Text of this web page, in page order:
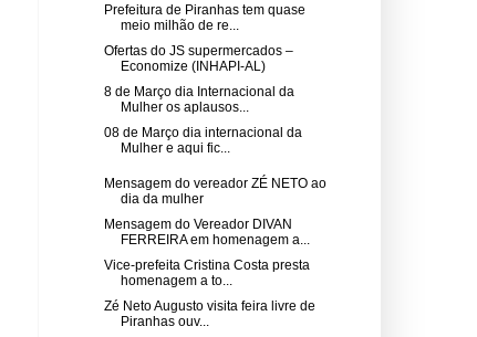
Prefeitura de Piranhas tem quase
meio milhão de re...
Ofertas do JS supermercados –
Economize (INHAPI-AL)
8 de Março dia Internacional da
Mulher os aplausos...
08 de Março dia internacional da
Mulher e aqui fic...
Mensagem do vereador ZÉ NETO ao
dia da mulher
Mensagem do Vereador DIVAN
FERREIRA em homenagem a...
Vice-prefeita Cristina Costa presta
homenagem a to...
Zé Neto Augusto visita feira livre de
Piranhas ouv...